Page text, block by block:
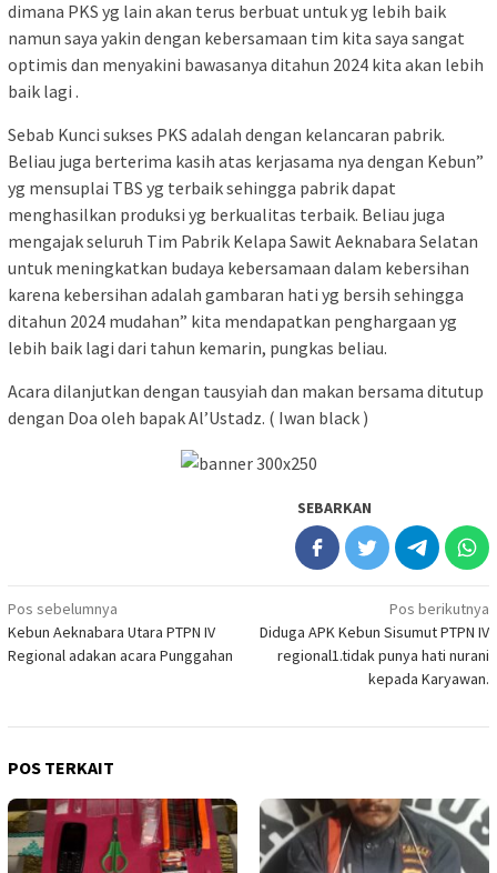
dimana PKS yg lain akan terus berbuat untuk yg lebih baik
namun saya yakin dengan kebersamaan tim kita saya sangat
optimis dan menyakini bawasanya ditahun 2024 kita akan lebih
baik lagi .
Sebab Kunci sukses PKS adalah dengan kelancaran pabrik.
Beliau juga berterima kasih atas kerjasama nya dengan Kebun”
yg mensuplai TBS yg terbaik sehingga pabrik dapat
menghasilkan produksi yg berkualitas terbaik. Beliau juga
mengajak seluruh Tim Pabrik Kelapa Sawit Aeknabara Selatan
untuk meningkatkan budaya kebersamaan dalam kebersihan
karena kebersihan adalah gambaran hati yg bersih sehingga
ditahun 2024 mudahan” kita mendapatkan penghargaan yg
lebih baik lagi dari tahun kemarin, pungkas beliau.
Acara dilanjutkan dengan tausyiah dan makan bersama ditutup
dengan Doa oleh bapak Al’Ustadz. ( Iwan black )
SEBARKAN
Navigasi
pos
Pos sebelumnya
Kebun Aeknabara Utara PTPN IV
Regional adakan acara Punggahan
Pos berikutnya
Diduga APK Kebun Sisumut PTPN IV
regional1.tidak punya hati nurani
kepada Karyawan.
POS TERKAIT